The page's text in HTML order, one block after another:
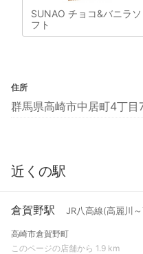
SUNAO チョコ&バニラソ
フト
住所
群馬県高崎市中居町4丁目
近くの駅
倉賀野駅 JR八高線(高麗川
高崎市倉賀野町
このページの店舗から 1.9 km